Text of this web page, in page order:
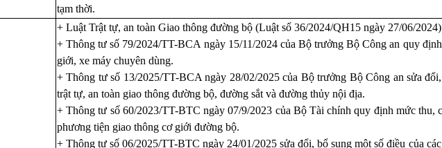
tạm thời.
+ Luật Trật tự, an toàn Giao thông đường bộ (Luật số 36/2024/QH15 ngày 27/06/
+ Thông tư số 79/2024/TT-BCA ngày 15/11/2024 của Bộ trưởng Bộ Công an quy
giới, xe máy chuyên dùng.
+ Thông tư số 13/2025/TT-BCA ngày 28/02/2025của Bộ trưởng Bộ Công an sửa
trật tự, an toàn giao thông đường bộ, đường sắt và đường thủy nội địa.
+ Thông tư số 60/2023/TT-BTC ngày 07/9/2023 của Bộ Tài chính quy định mức thu,
phương tiện giao thông cơ giới đường bộ.
+ Thông tư số 06/2025/TT-BTC ngày 24/01/2025 sửa đổi, bổ sung một số điều của